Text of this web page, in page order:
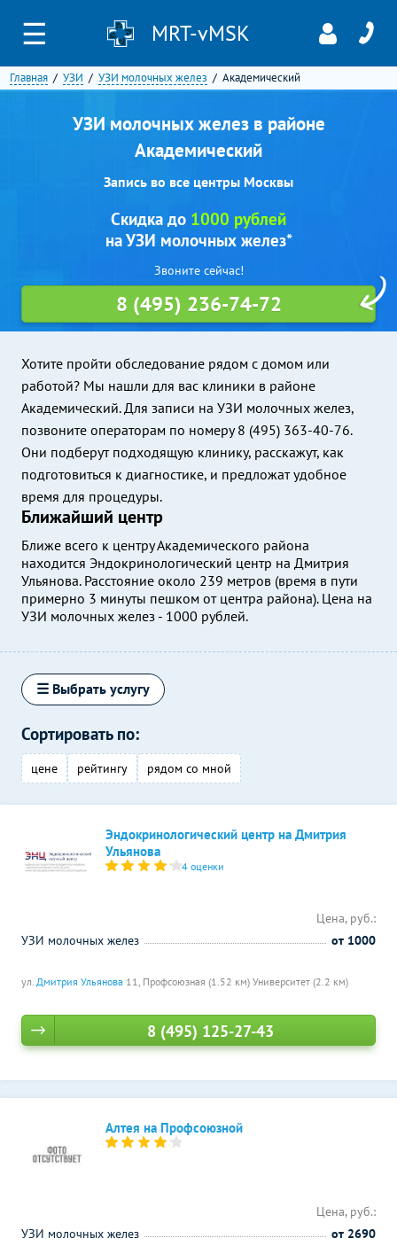
☰ MRT-vMSK
Главная УЗИ УЗИ молочных желез Академический
УЗИ молочных желез в районе
Академический
Запись во все центры Москвы
Хотите пройти обследование рядом с домом или
работой? Мы нашли для вас клиники в районе
Академический. Для записи на УЗИ молочных желез,
позвоните операторам по номеру 8 (495) 363-40-76.
Они подберут подходящую клинику, расскажут, как
подготовиться к диагностике, и предложат удобное
время для процедуры.
Ближайший центр
Ближе всего к центру Академического района
находится Эндокринологический центр на Дмитрия
Ульянова. Расстояние около 239 метров (время в пути
примерно 3 минуты пешком от центра района). Цена на
УЗИ молочных желез - 1000 рублей.
Скидка до 1000 рублей
на УЗИ молочных желез*
Звоните сейчас!
8 (495) 236-74-72
☰ Выбрать услугу
Сортировать по:
цене рейтингу рядом со мной
Эндокринологический центр на Дмитрия
Ульянова
4 оценки
ул. Дмитрия Ульянова 11, Профсоюзная (1.52 км) Университет (2.2 км)
Цена, руб.:
УЗИ молочных желез
от 1000
8 (495) 125-27-43
Алтея на Профсоюзной
Цена, руб.:
УЗИ молочных желез
от 2690